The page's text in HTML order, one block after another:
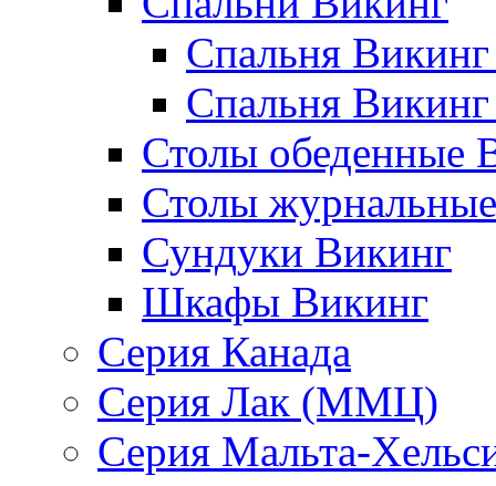
Спальня
Спальня
Столы обеденные
Столы
Сундуки Викинг
Шкафы Викинг
Серия Канада
Серия Лак (ММЦ)
Серия Мальта-